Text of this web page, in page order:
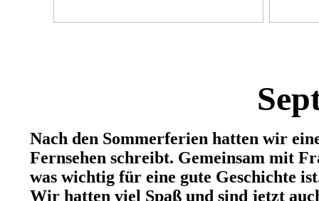
Nach den Sommerferien hatten wir
Fernsehen schreibt. Gemeinsam mit
was wichtig für eine gute Geschichte
Wir hatten viel Spaß und sind jetzt